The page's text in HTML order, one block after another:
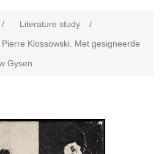
/ Literature study
/
Klossowski. Met gesigneerde
Gysen